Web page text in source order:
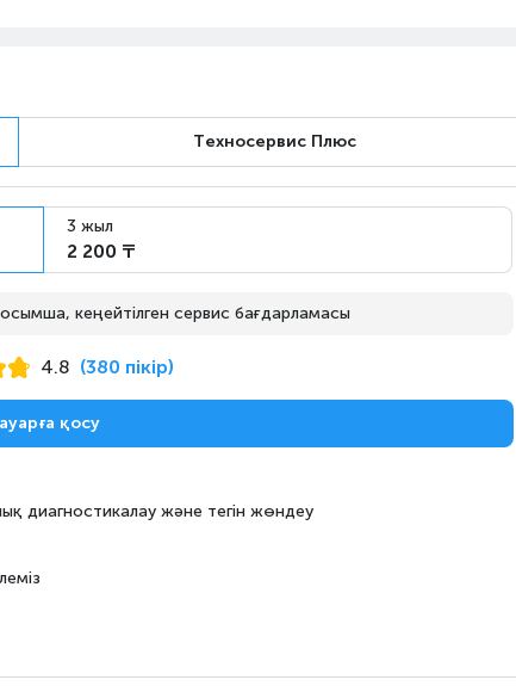
Ертең Тапсырыс бойынша
Бүгін сөреде
Техносервис Плюс
3 жыл
2 200 ₸
кеңейтілген сервис бағдарламасы
4.8 (380 пікір)
қосу
диагностикалау және тегін жөндеу